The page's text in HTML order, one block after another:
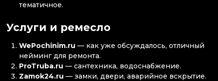
тематичное.
Услуги и ремесло
WePochinim.ru — как уже обсуждалось, отличный
нейминг для ремонта.
ProTruba.ru — сантехника, водоснабжение.
Zamok24.ru — замки, двери, аварийное вскрытие.